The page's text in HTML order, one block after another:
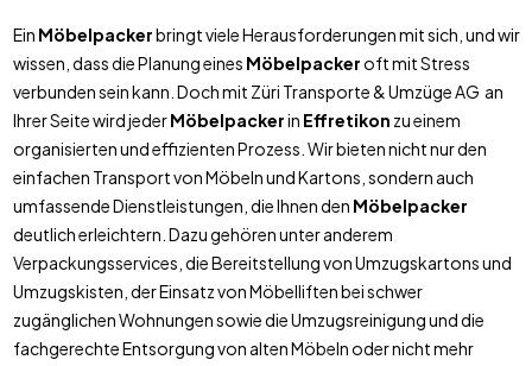
Ein Möbelpackerbringt viele Herausforderungen mit sich, und wir
wissen, dass die Planung eines Möbelpackeroft mit Stress
verbunden sein kann. Doch mit Züri Transporte & Umzüge AG an
Ihrer Seite wird jederMöbelpackerin Effretikon zu einem
organisierten und effizienten Prozess. Wir bieten nicht nur den
einfachen Transport von Möbeln und Kartons, sondern auch
umfassende Dienstleistungen, die Ihnen den Möbelpacker
deutlich erleichtern. Dazu gehören unter anderem
Verpackungsservices, die Bereitstellung von Umzugskartons und
Umzugskisten, der Einsatz von Möbelliften bei schwer
zugänglichen Wohnungen sowie die Umzugsreinigung und die
fachgerechte Entsorgung von alten Möbeln oder nicht mehr